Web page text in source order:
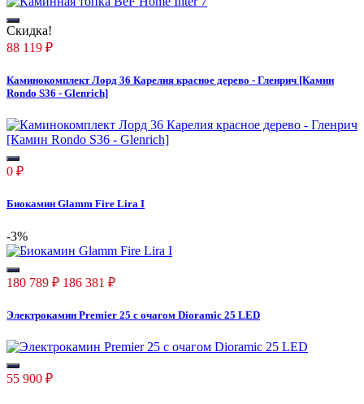
Скидка!
88 119 ₽
Каминокомплект Лорд 36 Карелия красное дерево - Гленрич [Камин
Rondo S36 - Glenrich]
0 ₽
Биокамин Glamm Fire Lira I
-3%
180 789 ₽ 186 381 ₽
Электрокамин Premier 25 с очагом Dioramic 25 LED
55 900 ₽